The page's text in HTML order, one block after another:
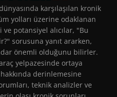
karşılaşılan kronik
yolları üzerine odaklanan
potansiyel alıcılar, "Bu
sorusuna yanıt ararken,
önemli olduğunu bilirler.
yelpazesinde ortaya
derinlemesine
teknik analizler ve